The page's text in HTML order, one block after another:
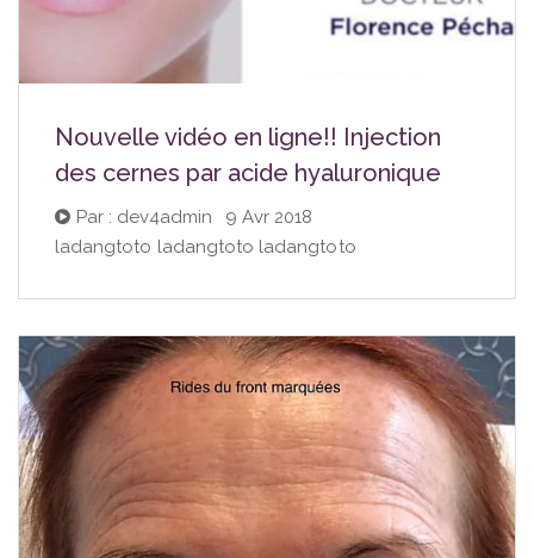
Nouvelle vidéo en ligne!! Injection
des cernes par acide hyaluronique
Par : dev4admin
9 Avr 2018
ladangtoto ladangtoto ladangtoto